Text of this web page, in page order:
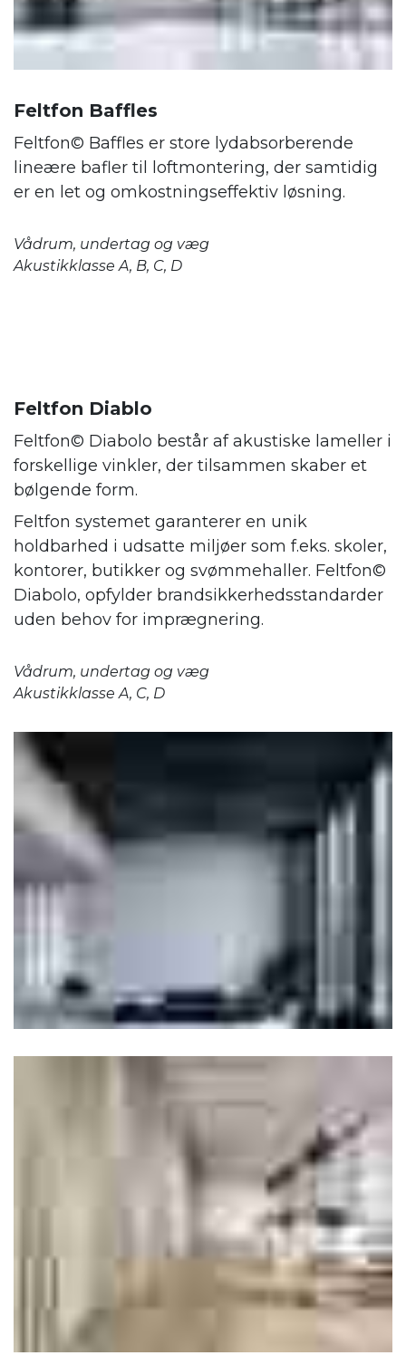
Feltfon Baffles
Feltfon© Baffles er store lydabsorberende
lineære bafler til loftmontering, der samtidig
er en let og omkostningseffektiv løsning.
Vådrum, undertag og væg
Akustikklasse A, B, C, D
Feltfon Diablo
Feltfon© Diabolo består af akustiske lameller i
forskellige vinkler, der tilsammen skaber et
bølgende form.
Feltfon systemet garanterer en unik
holdbarhed i udsatte miljøer som f.eks. skoler,
kontorer, butikker og svømmehaller. Feltfon©
Diabolo, opfylder brandsikkerhedsstandarder
uden behov for imprægnering.
Vådrum, undertag og væg
Akustikklasse A, C, D